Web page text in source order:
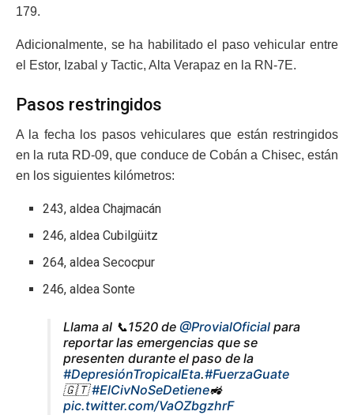
179.
Adicionalmente, se ha habilitado el paso vehicular entre
el Estor, Izabal y Tactic, Alta Verapaz en la RN-7E.
Pasos restringidos
A la fecha los pasos vehiculares que están restringidos
en la ruta RD-09, que conduce de Cobán a Chisec, están
en los siguientes kilómetros:
243, aldea Chajmacán
246, aldea Cubilgüitz
264, aldea Secocpur
246, aldea Sonte
Llama al 📞1520 de @ProvialOficial para
reportar las emergencias que se
presenten durante el paso de la
#DepresiónTropicalEta.#FuerzaGuate
🇬🇹#ElCivNoSeDetiene🚜
pic.twitter.com/VaOZbgzhrF